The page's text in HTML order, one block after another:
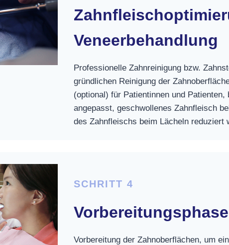
Veneerbehandlung
Professionelle Zahnreinigung bzw.
gründlichen Reinigung der
(optional) für Patientinnen und
angepasst, geschwollenes Zahnfleisch
des Zahnfleischs beim Lächeln reduziert
SCHRITT 4
Vorbereitung der Zahnoberflächen, um